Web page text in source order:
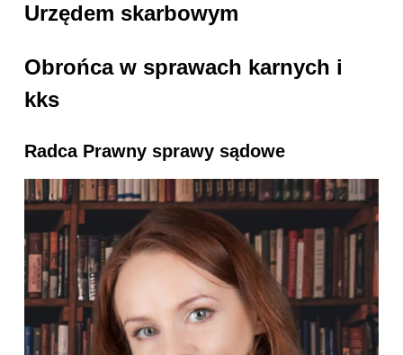
Urzędem skarbowym
Obrońca w sprawach karnych i
kks
Radca Prawny sprawy sądowe